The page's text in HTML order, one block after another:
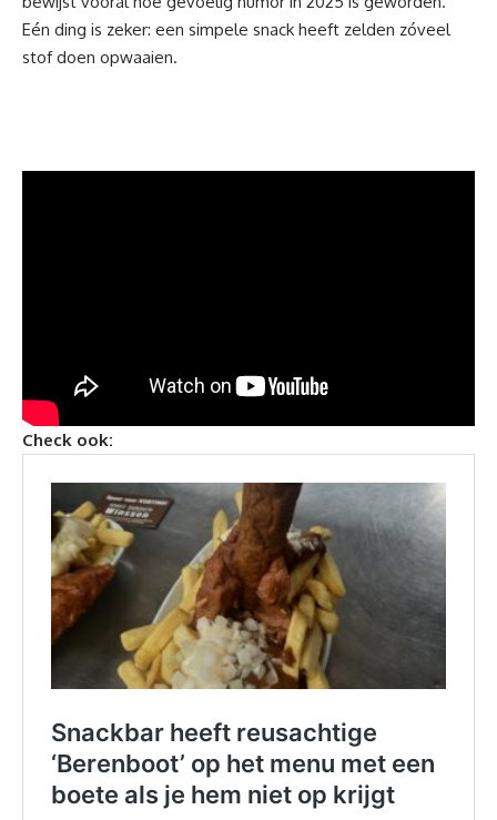
Eén ding is zeker: een simpele snack heeft zelden zóveel
stof doen opwaaien.
Check ook: